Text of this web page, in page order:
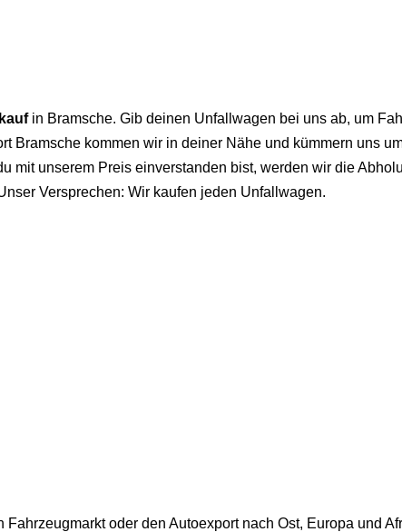
in Bramsche. Gib deinen Unfallwagen bei uns ab, um
Bramsche kommen wir in deiner Nähe und kümmern uns
mit unserem Preis einverstanden bist, werden wir die
Versprechen: Wir kaufen jeden Unfallwagen.
oder den Autoexport nach Ost, Europa und